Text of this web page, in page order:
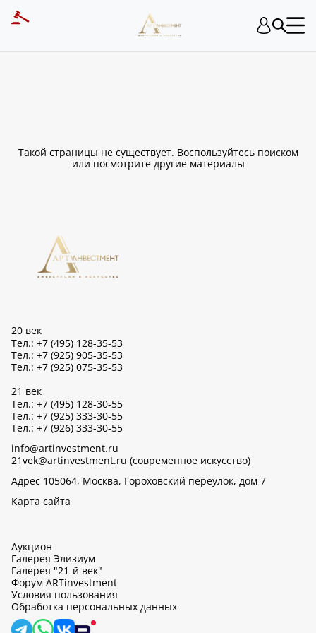
Такой страницы не существует. Воспользуйтесь поиском
или посмотрите другие материалы
20 век
Тел.: +7 (495) 128-35-53
Тел.: +7 (925) 905-35-53
Тел.: +7 (925) 075-35-53
21 век
Тел.: +7 (495) 128-30-55
Тел.: +7 (925) 333-30-55
Тел.: +7 (926) 333-30-55
info@artinvestment.ru
21vek@artinvestment.ru (современное искусство)
Адрес 105064, Москва, Гороховский переулок, дом 7
Карта сайта
Аукцион
Галерея Элизиум
Галерея "21-й век"
Форум ARTinvestment
Условия пользования
Обработка персональных данных